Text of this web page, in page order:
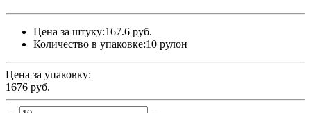
Цена за штуку:167.6 руб.
Количество в упаковке:10 рулон
Цена за упаковку:
1676 руб.